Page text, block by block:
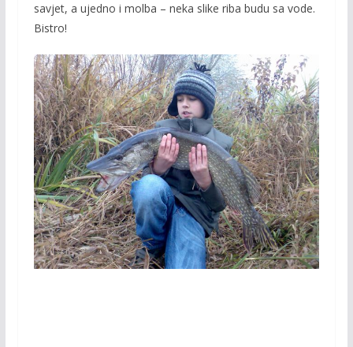
savjet, a ujedno i molba – neka slike riba budu sa vode.
Bistro!